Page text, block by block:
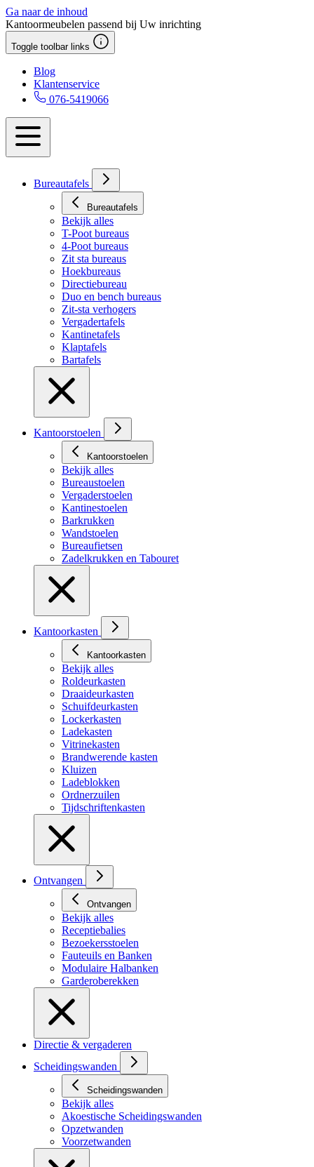
Ga naar de inhoud
Kantoormeubelen passend bij Uw inrichting
Toggle toolbar links
Blog
Klantenservice
076-5419066
Bureautafels
Bureautafels
Bekijk alles
T-Poot bureaus
4-Poot bureaus
Zit sta bureaus
Hoekbureaus
Directiebureau
Duo en bench bureaus
Zit-sta verhogers
Vergadertafels
Kantinetafels
Klaptafels
Bartafels
Kantoorstoelen
Kantoorstoelen
Bekijk alles
Bureaustoelen
Vergaderstoelen
Kantinestoelen
Barkrukken
Wandstoelen
Bureaufietsen
Zadelkrukken en Tabouret
Kantoorkasten
Kantoorkasten
Bekijk alles
Roldeurkasten
Draaideurkasten
Schuifdeurkasten
Lockerkasten
Ladekasten
Vitrinekasten
Brandwerende kasten
Kluizen
Ladeblokken
Ordnerzuilen
Tijdschriftenkasten
Ontvangen
Ontvangen
Bekijk alles
Receptiebalies
Bezoekersstoelen
Fauteuils en Banken
Modulaire Halbanken
Garderoberekken
Directie & vergaderen
Scheidingswanden
Scheidingswanden
Bekijk alles
Akoestische Scheidingswanden
Opzetwanden
Voorzetwanden